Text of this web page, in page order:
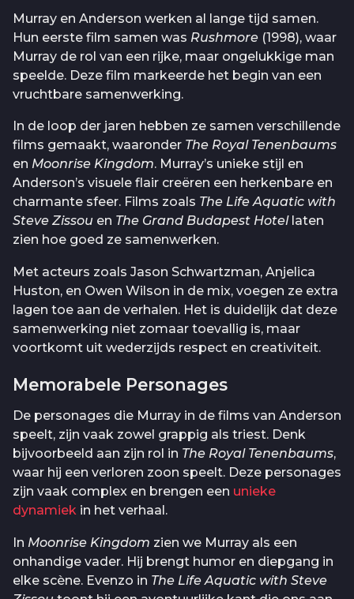
Murray en Anderson werken al lange tijd samen.
Hun eerste film samen was Rushmore (1998), waar
Murray de rol van een rijke, maar ongelukkige man
speelde. Deze film markeerde het begin van een
vruchtbare samenwerking.
In de loop der jaren hebben ze samen verschillende
films gemaakt, waaronder The Royal Tenenbaums
en Moonrise Kingdom. Murray’s unieke stijl en
Anderson’s visuele flair creëren een herkenbare en
charmante sfeer. Films zoals The Life Aquatic with
Steve Zissou en The Grand Budapest Hotellaten
zien hoe goed ze samenwerken.
Met acteurs zoals Jason Schwartzman, Anjelica
Huston, en Owen Wilson in de mix, voegen ze extra
lagen toe aan de verhalen. Het is duidelijk dat deze
samenwerking niet zomaar toevallig is, maar
voortkomt uit wederzijds respect en creativiteit.
Memorabele Personages
De personages die Murray in de films van Anderson
speelt, zijn vaak zowel grappig als triest. Denk
bijvoorbeeld aan zijn rol in The Royal Tenenbaums,
waar hij een verloren zoon speelt. Deze personages
zijn vaak complex en brengen een unieke
dynamiek in het verhaal.
In Moonrise Kingdom zien we Murray als een
onhandige vader. Hij brengt humor en diepgang in
elke scène. Evenzo in The Life Aquatic with Steve